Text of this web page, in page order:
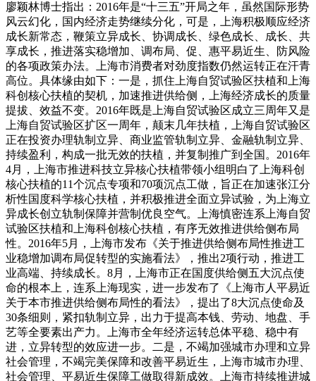
廖颖林博士指出：2016年是“十三五”开局之年，虽然国际形势
风云幻化，国内经济走势继续分化，可是，上海积极顺应经济
成长新常态，鞭策立异成长、协调成长、绿色成长、成长、共
享成长，推进落实稳增加、调布局、促、惠平易近生、防风险
的各项政策办法。上海市消费者对劲度指数仍然运转正在汗青
高位。具体缘由如下：一是，抓住上海自贸试验区扶植和上海
科创核心扶植的契机，加速推进供给侧，上海经济成长的质量
提拔、效益不变。2016年既是上海自贸试验区成立三周年又是
上海自贸试验区扩区一周年，颠末几年扶植，上海自贸试验区
正在投资办理轨制立异、商业监管轨制立异、金融轨制立异、
持续盈利，构成一批无效的扶植，并复制推广到全国。2016年
4月，上海市推进科技立异核心扶植带领小组明白了上海科创
核心扶植的11个沉点专项和70项沉点工做，旨正在加速张江分
析性国度科学核心扶植，并积极推进全面立异试验，为上海立
异成长创立轨制保障并营制优良空气。上海慎密连系上海自贸
试验区扶植和上海科创核心扶植，有序无效推进供给侧布局
性。2016年5月，上海市发布《关于推进供给侧布局性推进工
业稳增加调布局促转型的实施看法》，推出2项行动，推进工
业高端、持续成长。8月，上海市正在国度供给侧五大沉点使
命的根本上，连系上海现实，进一步发布了《上海市人平易近
关于本市推进供给侧布局性的看法》，提出了8大沉点使命及
30条细则，紧扣轨制立异，出力于提高本钱、劳动、地盘、手
艺等全要素出产力。上海市全年经济运转总体平稳、稳中有
进，立异转型的效应进一步。二是，不竭加强城市办理和立异
社会管理，不竭完美保障和改善平易近生，上海市城市办理、
社会管理、平易近生保障工做取得新成效。上海市持续推进城